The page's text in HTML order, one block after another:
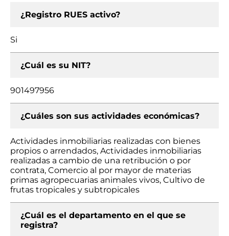
¿Registro RUES activo?
Si
¿Cuál es su NIT?
901497956
¿Cuáles son sus actividades económicas?
Actividades inmobiliarias realizadas con bienes
propios o arrendados, Actividades inmobiliarias
realizadas a cambio de una retribución o por
contrata, Comercio al por mayor de materias
primas agropecuarias animales vivos, Cultivo de
frutas tropicales y subtropicales
¿Cuál es el departamento en el que se
registra?